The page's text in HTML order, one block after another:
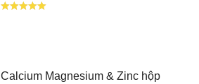
Calcium Magnesium & Zinc hộp